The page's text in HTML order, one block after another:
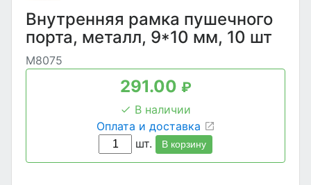
Внутренняя рамка пушечного
порта, металл, 9*10 мм, 10 шт
M8075
291.00 ₽
В наличии
Оплата и доставка
шт.
В корзину